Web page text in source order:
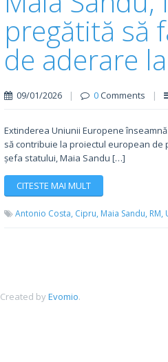
pregătită să
de aderare
09/01/2026 | 0Comments |
Extinderea Uniunii Europene
să contribuie la proiectul european de
șefa statului, Maia Sandu […]
CITESTE MAI MULT
Antonio Costa, Cipru, Maia Sandu, RM,
Created byEvomio.